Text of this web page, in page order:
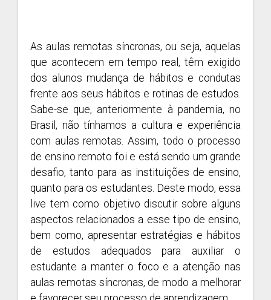
As aulas remotas síncronas, ou seja, aquelas
que acontecem em tempo real, têm exigido
dos alunos mudança de hábitos e condutas
frente aos seus hábitos e rotinas de estudos.
Sabe-se que, anteriormente à pandemia, no
Brasil, não tínhamos a cultura e experiência
com aulas remotas. Assim, todo o processo
de ensino remoto foi e está sendo um grande
desafio, tanto para as instituições de ensino,
quanto para os estudantes. Deste modo, essa
live tem como objetivo discutir sobre alguns
aspectos relacionados a esse tipo de ensino,
bem como, apresentar estratégias e hábitos
de estudos adequados para auxiliar o
estudante a manter o foco e a atenção nas
aulas remotas síncronas, de modo a melhorar